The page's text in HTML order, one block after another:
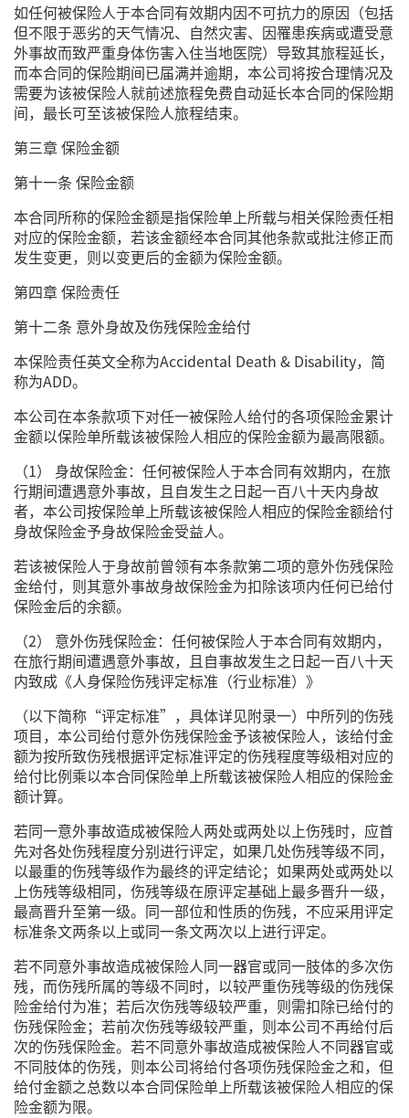
如任何被保险人于本合同有效期内因不可抗力的原因（包括
但不限于恶劣的天气情况、自然灾害、因罹患疾病或遭受意
外事故而致严重身体伤害入住当地医院）导致其旅程延长，
而本合同的保险期间已届满并逾期，本公司将按合理情况及
需要为该被保险人就前述旅程免费自动延长本合同的保险期
间，最长可至该被保险人旅程结束。
第三章 保险金额
第十一条 保险金额
本合同所称的保险金额是指保险单上所载与相关保险责任相
对应的保险金额，若该金额经本合同其他条款或批注修正而
发生变更，则以变更后的金额为保险金额。
第四章 保险责任
第十二条 意外身故及伤残保险金给付
本保险责任英文全称为Accidental Death & Disability，简
称为ADD。
本公司在本条款项下对任一被保险人给付的各项保险金累计
金额以保险单所载该被保险人相应的保险金额为最高限额。
（1） 身故保险金：任何被保险人于本合同有效期内，在旅
行期间遭遇意外事故，且自发生之日起一百八十天内身故
者，本公司按保险单上所载该被保险人相应的保险金额给付
身故保险金予身故保险金受益人。
若该被保险人于身故前曾领有本条款第二项的意外伤残保险
金给付，则其意外事故身故保险金为扣除该项内任何已给付
保险金后的余额。
（2） 意外伤残保险金：任何被保险人于本合同有效期内，
在旅行期间遭遇意外事故，且自事故发生之日起一百八十天
内致成《人身保险伤残评定标准（行业标准）》
（以下简称“评定标准”，具体详见附录一）中所列的伤残
项目，本公司给付意外伤残保险金予该被保险人，该给付金
额为按所致伤残根据评定标准评定的伤残程度等级相对应的
给付比例乘以本合同保险单上所载该被保险人相应的保险金
额计算。
若同一意外事故造成被保险人两处或两处以上伤残时，应首
先对各处伤残程度分别进行评定，如果几处伤残等级不同，
以最重的伤残等级作为最终的评定结论；如果两处或两处以
上伤残等级相同，伤残等级在原评定基础上最多晋升一级，
最高晋升至第一级。同一部位和性质的伤残，不应采用评定
标准条文两条以上或同一条文两次以上进行评定。
若不同意外事故造成被保险人同一器官或同一肢体的多次伤
残，而伤残所属的等级不同时，以较严重伤残等级的伤残保
险金给付为准；若后次伤残等级较严重，则需扣除已给付的
伤残保险金；若前次伤残等级较严重，则本公司不再给付后
次的伤残保险金。若不同意外事故造成被保险人不同器官或
不同肢体的伤残，则本公司将给付各项伤残保险金之和，但
给付金额之总数以本合同保险单上所载该被保险人相应的保
险金额为限。